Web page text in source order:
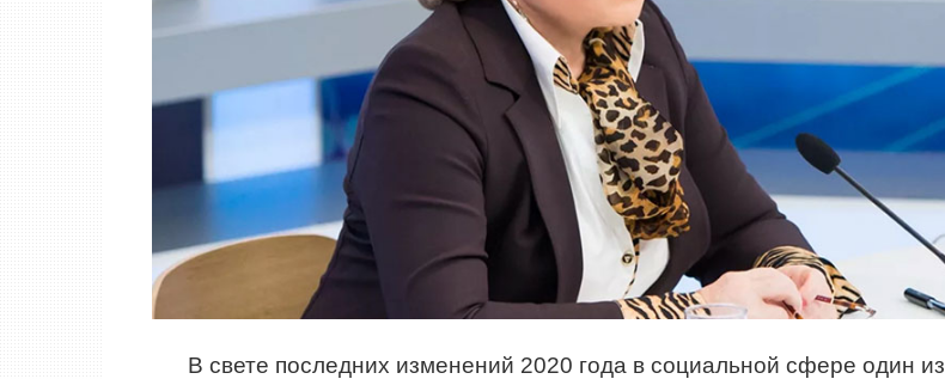
В свете последних изменений 2020 года в социальной сфере один из